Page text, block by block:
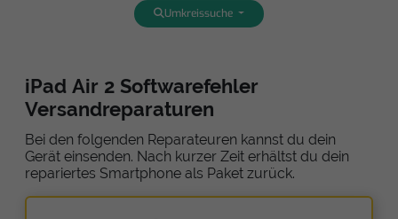
Umkreissuche
iPad Air 2 Softwarefehler
Versandreparaturen
Bei den folgenden Reparateuren kannst du dein
Gerät einsenden. Nach kurzer Zeit erhältst du dein
repariertes Smartphone als Paket zurück.